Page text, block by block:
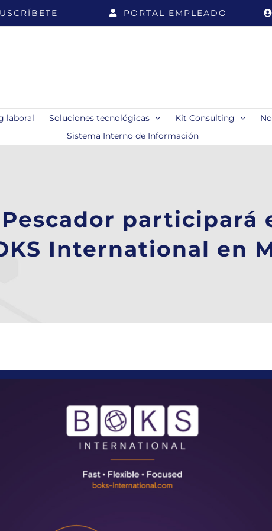
PORTAL EMPLEADO
laboral Soluciones tecnológicas Kit Consulting
Sistema Interno de Información
participará
International en